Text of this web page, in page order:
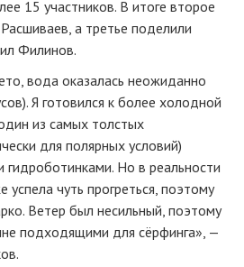
15 участников. В итоге второе
а третье поделили
Филинов.
вода оказалась неожиданно
Я готовился к более холодной
из самых толстых
для полярных условий)
Но в реальности
успела чуть прогреться, поэтому
Ветер был несильный, поэтому
подходящими для сёрфинга», —